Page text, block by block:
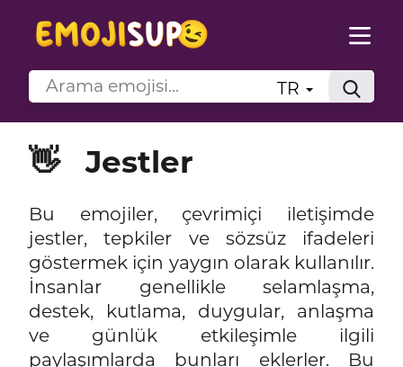
TR
👋 Jestler
Bu emojiler, çevrimiçi iletişimde
jestler, tepkiler ve sözsüz ifadeleri
göstermek için yaygın olarak kullanılır.
İnsanlar genellikle selamlaşma,
destek, kutlama, duygular, anlaşma
ve günlük etkileşimle ilgili
paylaşımlarda bunları eklerler. Bu